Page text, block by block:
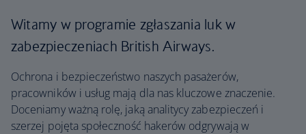
Witamy w programie zgłaszania luk w
zabezpieczeniach British Airways.
Ochrona i bezpieczeństwo naszych pasażerów,
pracowników i usług mają dla nas kluczowe znaczenie.
Doceniamy ważną rolę, jaką analitycy zabezpieczeń i
szerzej pojęta społeczność hakerów odgrywają w